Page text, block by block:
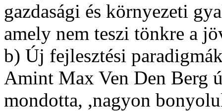
gazdasági és környezeti
amely nem teszi tönkre a
b) Új fejlesztési
Amint Max Ven Den Berg
mondotta, ,nagyon